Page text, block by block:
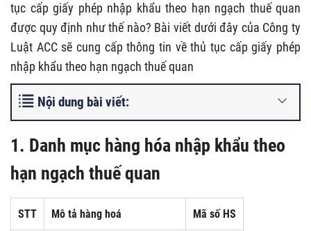
tục cấp giấy phép nhập khẩu theo hạn ngạch thuế quan
được quy định như thế nào? Bài viết dưới đây của Công ty
Luật ACC sẽ cung cấp thông tin về thủ tục cấp giấy phép
nhập khẩu theo hạn ngạch thuế quan
Nội dung bài viết:
1. Danh mục hàng hóa nhập khẩu theo
hạn ngạch thuế quan
STT Mô tả hàng hoá Mã số HS